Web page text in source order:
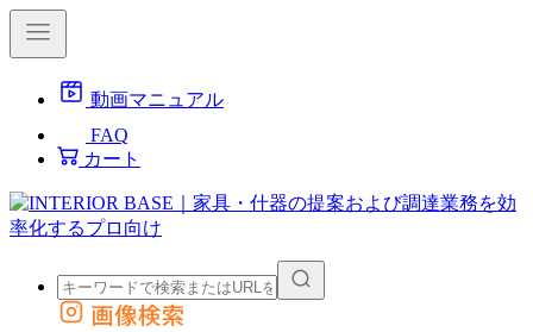
動画マニュアル
FAQ
カート
外部サイトの商品をカートに追加
画像検索